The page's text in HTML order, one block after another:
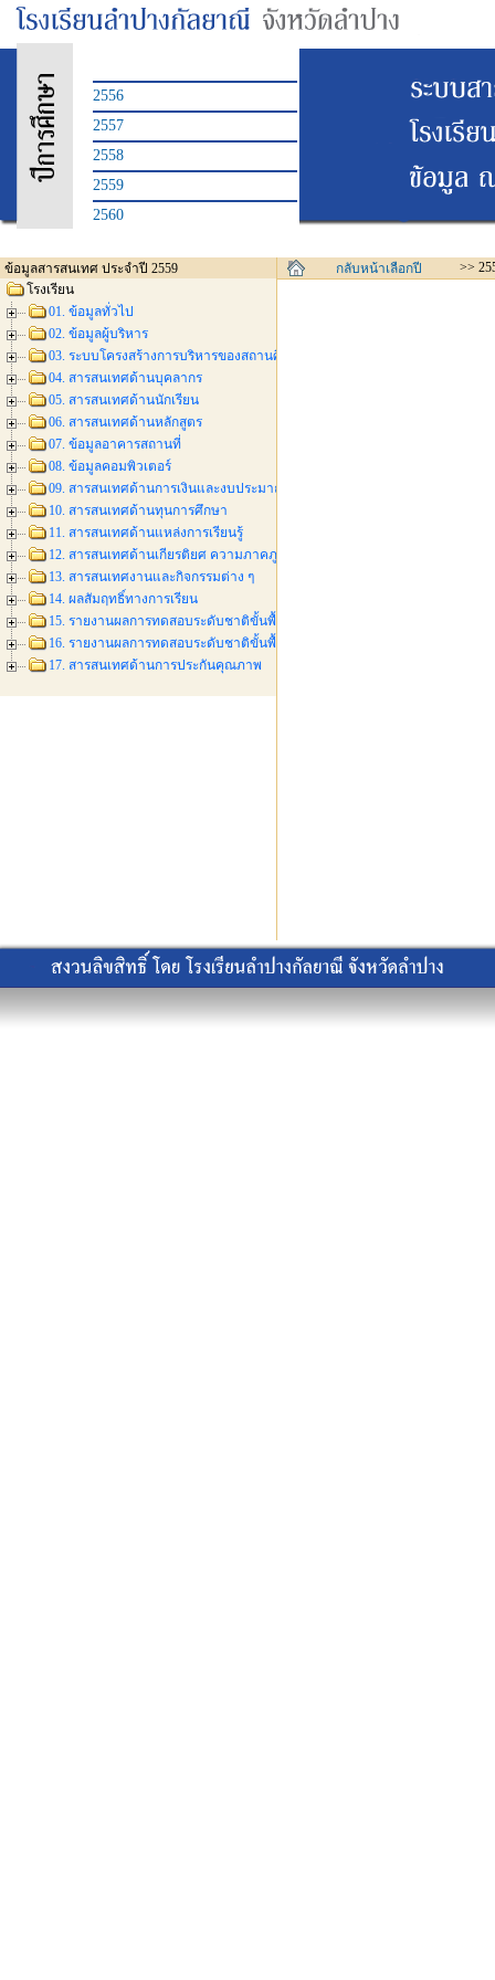
2556
2557
2558
2559
2560
ข้อมูลสารสนเทศ ประจำปี 2559
โรงเรียน
01. ข้อมูลทั่วไป
02. ข้อมูลผู้บริหาร
03. ระบบโครงสร้างการบริหารของสถานศึกษา
04. สารสนเทศด้านบุคลากร
05. สารสนเทศด้านนักเรียน
06. สารสนเทศด้านหลักสูตร
07. ข้อมูลอาคารสถานที่
08. ข้อมูลคอมพิวเตอร์
09. สารสนเทศด้านการเงินและงบประมาณ
10. สารสนเทศด้านทุนการศึกษา
11. สารสนเทศด้านแหล่งการเรียนรู้
12. สารสนเทศด้านเกียรติยศ ความภาคภูมิใจ
13. สารสนเทศงานและกิจกรรมต่าง ๆ
14. ผลสัมฤทธิ์ทางการเรียน
15. รายงานผลการทดสอบระดับชาติขั้นพื้นฐาน (O-NET) ช้นมัธยมศึกษาปีที่ 3 ปี
16. รายงานผลการทดสอบระดับชาติขั้นพื้นฐาน (O-NET) ช้นมัธยมศึกษาปีที่ 6 ปี
17. สารสนเทศด้านการประกันคุณภาพ
กลับหน้าเลือกปี >>